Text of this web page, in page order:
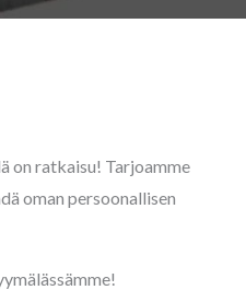
on ratkaisu! Tarjoamme
oman persoonallisen